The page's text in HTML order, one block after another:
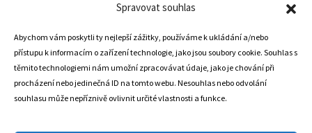
Spravovat souhlas
Abychom vám poskytli ty nejlepší zážitky, používáme k ukládání a/nebo
přístupu k informacím o zařízení technologie, jako jsou soubory cookie. Souhlas s
těmito technologiemi nám umožní zpracovávat údaje, jako je chování při
procházení nebo jedinečná ID na tomto webu. Nesouhlas nebo odvolání
souhlasu může nepříznivě ovlivnit určité vlastnosti a funkce.
LUF s.r.o.
Nám. M.R.Štefanika 518,
Trstená 02801